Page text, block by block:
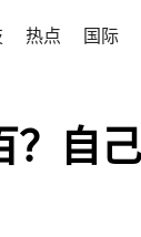
热点 国际
？自